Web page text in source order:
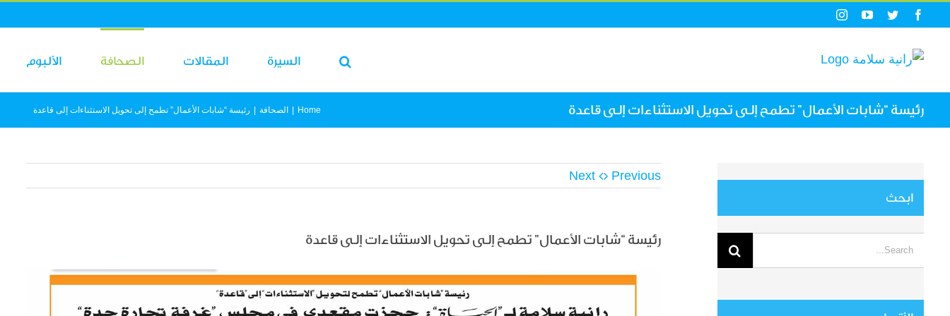
to
content
Facebook
Twitter
YouTube
Instagram
الألبوم الصحافة المقالات السيرة
رئيسة “شابات الأعمال” تطمح إلى تحويل الاستثناءات إلى قاعدة Home الصحافة رئيسة “شابات الأعمال” تطمح إلى تحويل الاستثناءات إلى قاعدة
Previous
Next
رئيسة “شابات الأعمال” تطمح إلى تحويل الاستثناءات إلى قاعدة
View
ابحث